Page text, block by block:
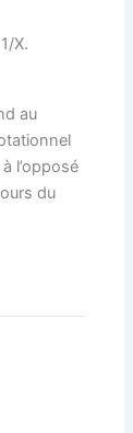
X.
au
l’opposé
du